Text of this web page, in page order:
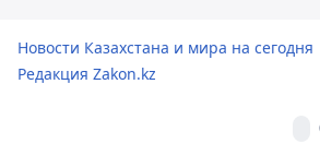
Новости Казахстана и мира на сегодня
Редакция Zakon.kz